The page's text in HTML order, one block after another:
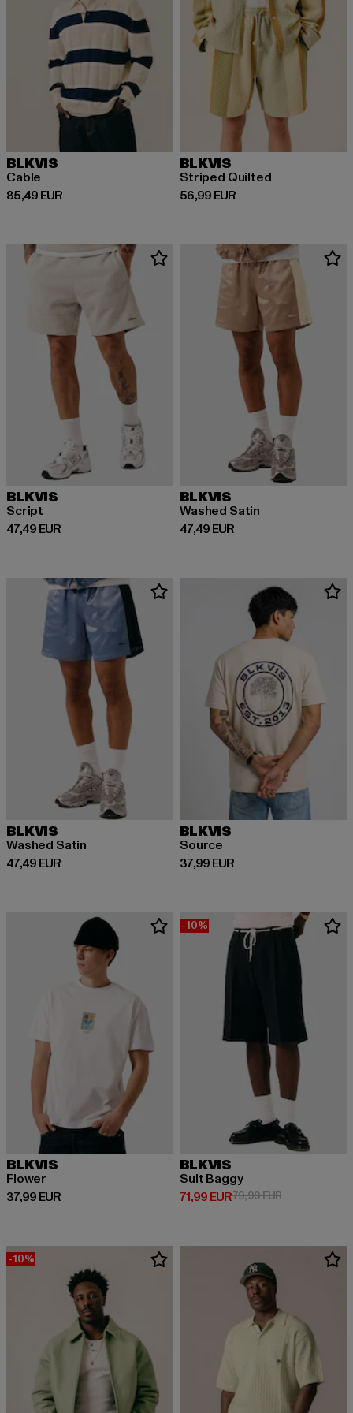
BLKVIS
Cable
85,49 EUR
Derzeitiger Preis: 85,49 EUR
BLKVIS
Striped Quilted
56,99 EUR
Derzeitiger Preis: 56,99 EUR
BLKVIS
Script
47,49 EUR
Derzeitiger Preis: 47,49 EUR
BLKVIS
Washed Satin
47,49 EUR
Derzeitiger Preis: 47,49 EUR
BLKVIS
Washed Satin
47,49 EUR
Derzeitiger Preis: 47,49 EUR
BLKVIS
Source
37,99 EUR
Derzeitiger Preis: 37,99 EUR
BLKVIS
Flower
37,99 EUR
Derzeitiger Preis: 37,99 EUR
-10%
BLKVIS
Suit Baggy
71,99 EUR
Derzeitiger Preis: 71,99 EUR
79,99 EURAktionspreis:
-10%